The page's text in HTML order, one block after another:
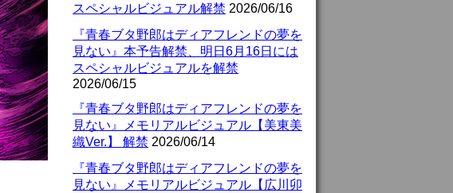
スペシャルビジュアル解禁 2026/06/16
『青春ブタ野郎はディアフレンドの夢を
見ない』本予告解禁、明日6月16日には
スペシャルビジュアルを解禁
2026/06/15
『青春ブタ野郎はディアフレンドの夢を
見ない』メモリアルビジュアル【美東美
織Ver.】 解禁 2026/06/14
『青春ブタ野郎はディアフレンドの夢を
見ない』メモリアルビジュアル【広川卯